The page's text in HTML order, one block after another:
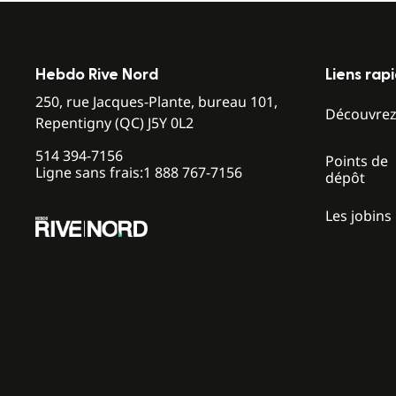
Hebdo Rive Nord
250, rue Jacques-Plante, bureau 101,
Repentigny (QC) J5Y 0L2
514 394-7156
Ligne sans frais:1 888 767-7156
Liens
Découvrez
Points de
dépôt
Les jobins